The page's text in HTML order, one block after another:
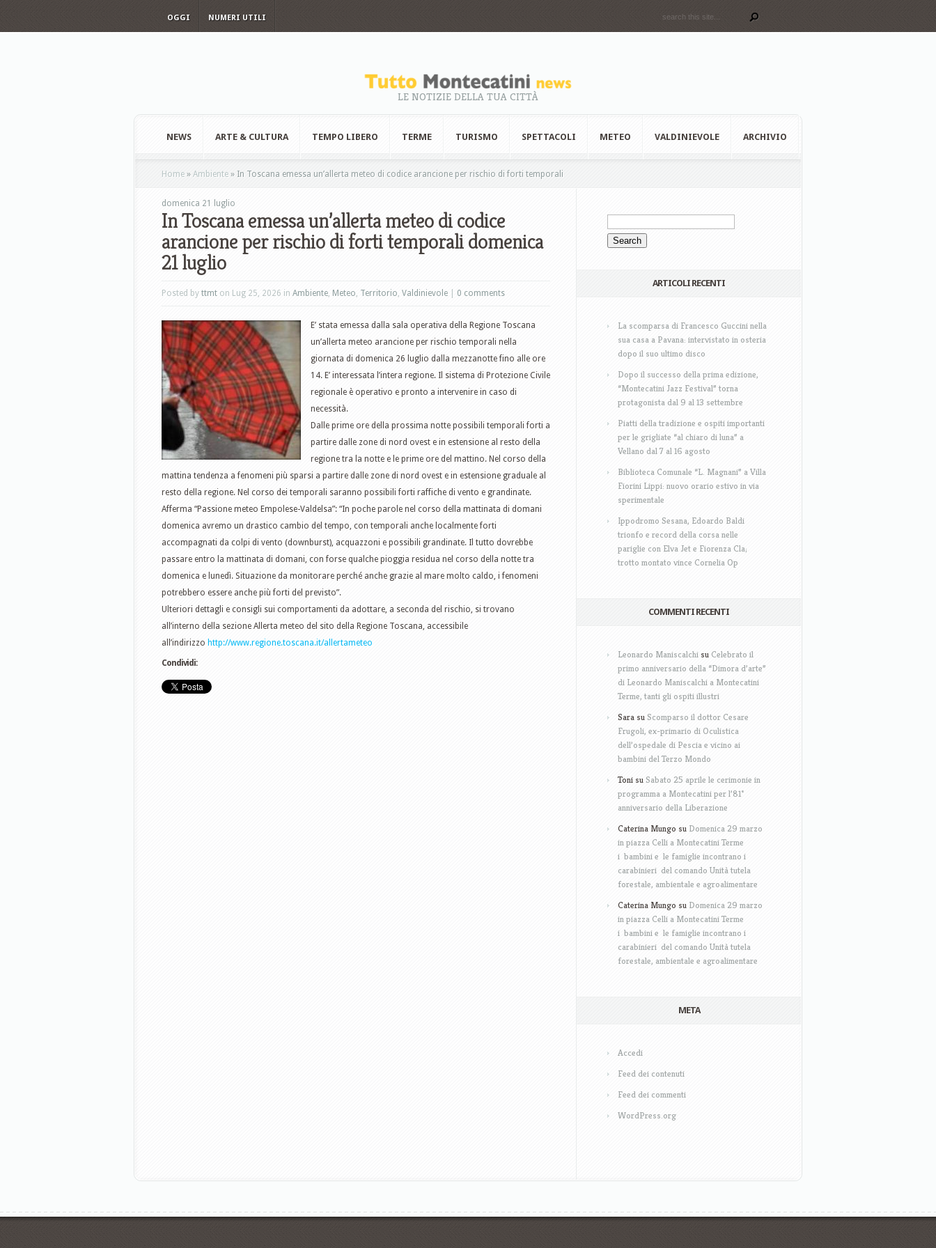
OGGI NUMERI UTILI
LE NOTIZIE DELLA TUA CITTÀ
NEWS ARTE & CULTURA TEMPO LIBERO TERME TURISMO SPETTACOLI METEO VALDINIEVOLE ARCHIVIO
Home » Ambiente » In Toscana emessa un’allerta meteo di codice arancione per rischio di forti temporali
domenica 21 luglio
In Toscana emessa un’allerta meteo di codice
arancione per rischio di forti temporali domenica
21 luglio
Posted by ttmt on Lug 25, 2026 in Ambiente, Meteo, Territorio, Valdinievole 0 comments
E’ stata emessa dalla sala operativa della Regione Toscana
un’allerta meteo arancione per rischio temporali nella
giornata di domenica 26 luglio dalla mezzanotte fino alle ore
14. E’ interessata l’intera regione. Il sistema di Protezione Civile
regionale è operativo e pronto a intervenire in caso di
necessità.
Dalle prime ore della prossima notte possibili temporali forti a
partire dalle zone di nord ovest e in estensione al resto della
regione tra la notte e le prime ore del mattino. Nel corso della
mattina tendenza a fenomeni più sparsi a partire dalle zone di nord ovest e in estensione graduale al
resto della regione. Nel corso dei temporali saranno possibili forti raffiche di vento e grandinate.
Afferma “Passione meteo Empolese-Valdelsa”: “In poche parole nel corso della mattinata di domani
domenica avremo un drastico cambio del tempo, con temporali anche localmente forti
accompagnati da colpi di vento (downburst), acquazzoni e possibili grandinate. Il tutto dovrebbe
passare entro la mattinata di domani, con forse qualche pioggia residua nel corso della notte tra
domenica e lunedì. Situazione da monitorare perché anche grazie al mare molto caldo, i fenomeni
potrebbero essere anche più forti del previsto”.
Ulteriori dettagli e consigli sui comportamenti da adottare, a seconda del rischio, si trovano
all’interno della sezione Allerta meteo del sito della Regione Toscana, accessibile
all’indirizzo http://www.regione.toscana.it/allertameteo
Condividi:
ARTICOLI RECENTI
La scomparsa di Francesco Guccini nella
sua casa a Pavana: intervistato in osteria
dopo il suo ultimo disco
Dopo il successo della prima edizione,
“Montecatini Jazz Festival” torna
protagonista dal 9 al 13 settembre
Piatti della tradizione e ospiti importanti
per le grigliate “al chiaro di luna” a
Vellano dal 7 al 16 agosto
Biblioteca Comunale “L. Magnani” a Villa
Fiorini Lippi: nuovo orario estivo in via
sperimentale
Ippodromo Sesana, Edoardo Baldi
trionfo e record della corsa nelle
pariglie con Elva Jet e Fiorenza Cla;
trotto montato vince Cornelia Op
COMMENTI RECENTI
Leonardo Maniscalchi suCelebrato il
primo anniversario della “Dimora d’arte”
di Leonardo Maniscalchi a Montecatini
Terme, tanti gli ospiti illustri
Sara su Scomparso il dottor Cesare
Frugoli, ex-primario di Oculistica
dell’ospedale di Pescia e vicino ai
bambini del Terzo Mondo
Toni suSabato 25 aprile le cerimonie in
programma a Montecatini per l’81°
anniversario della Liberazione
Caterina Mungo su Domenica 29 marzo
in piazza Celli a Montecatini Terme
i bambini e le famiglie incontrano i
carabinieri del comando Unità tutela
forestale, ambientale e agroalimentare
Caterina Mungo su Domenica 29 marzo
in piazza Celli a Montecatini Terme
i bambini e le famiglie incontrano i
carabinieri del comando Unità tutela
forestale, ambientale e agroalimentare
META
Accedi
Feed dei contenuti
Feed dei commenti
WordPress.org